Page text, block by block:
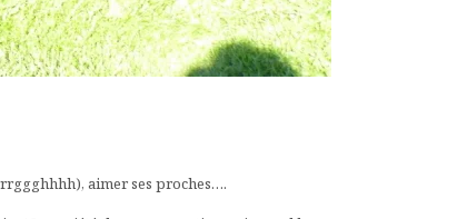
aimer ses proches….